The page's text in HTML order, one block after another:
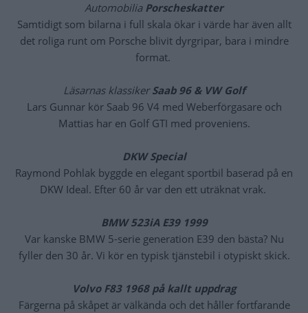
AutomobiliaPorscheskatter
Samtidigt som bilarna i full skala ökar i värde har även allt
det roliga runt om Porsche blivit dyrgripar, bara i mindre
format.
Läsarnas klassikerSaab 96 & VW Golf
Lars Gunnar kör Saab 96 V4 med Weberförgasare och
Mattias har en Golf GTI med proveniens.
DKW Special
Raymond Pohlak byggde en elegant sportbil baserad på en
DKW Ideal. Efter 60 år var den ett uträknat vrak.
BMW 523iA E39 1999
Var kanske BMW 5-serie generation E39 den bästa? Nu
fyller den 30 år. Vi kör en typisk tjänstebil i otypiskt skick.
Volvo F83 1968 på kallt uppdrag
Färgerna på skåpet är välkända och det håller fortfarande